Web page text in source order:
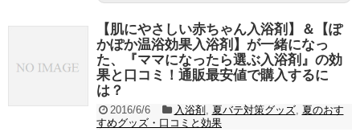
【肌にやさしい赤ちゃん入浴剤】＆【ぽ
かぽか温浴効果入浴剤】が一緒になっ
た、『ママになったら選ぶ入浴剤』の効
果と口コミ！通販最安値で購入するに
は？
2016/6/6 入浴剤 夏バテ対策グッズ, 夏のおす
すめグッズ・口コミと効果